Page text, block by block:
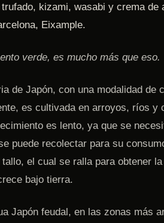
kizami, wasabi y crema de
Eixample.
verde, es mucho más que eso.
de Japón, con una modalidad de
es cultivada en arroyos, ríos y
es lento, ya que se
puede recolectar para su
el cual se ralla para obtener
bajo tierra.
Japón feudal, en las zonas más